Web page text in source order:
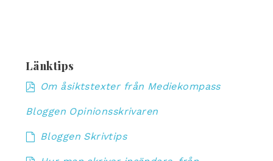
Länktips
Om åsiktstexter från Mediekompass
Bloggen Opinionsskrivaren
Bloggen Skrivtips